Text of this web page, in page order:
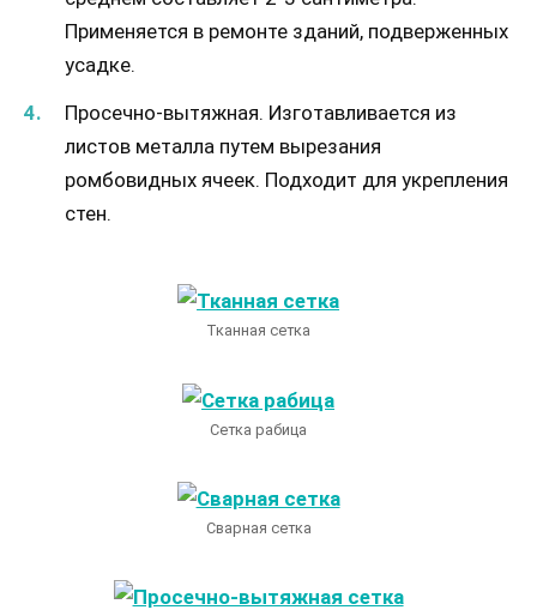
Применяется в ремонте зданий, подверженных
усадке.
Просечно-вытяжная. Изготавливается из
листов металла путем вырезания
ромбовидных ячеек. Подходит для укрепления
стен.
Тканная сетка
Сетка рабица
Сварная сетка